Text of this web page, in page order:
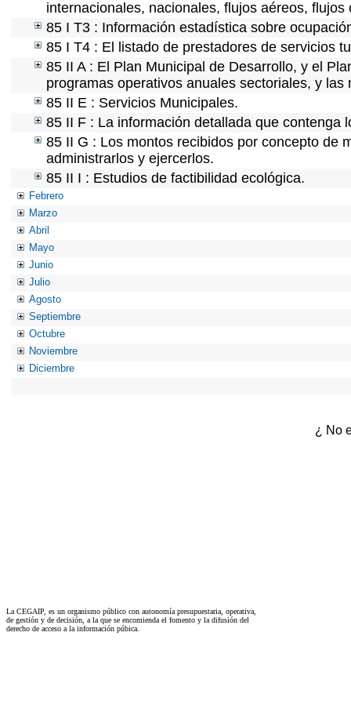
internacionales, nacionales, flujos aéreos, flujos
85 I T3 : Información estadística sobre
85 I T4 : El listado de prestadores de servicios
85 II A : El Plan Municipal de Desarrollo, y el
programas operativos anuales sectoriales, y
85 II E : Servicios Municipales.
85 II F : La información detallada que contenga
85 II G : Los montos recibidos por concepto de
administrarlos y ejercerlos.
85 II I : Estudios de factibilidad ecológica.
Febrero
Marzo
Abril
Mayo
Junio
Julio
Agosto
Septiembre
Octubre
Noviembre
Diciembre
¿ No
La CEGAIP, es un organismo público con autonomía presupuestaria, operativa,
de gestión y de decisión, a la que se encomienda el fomento y la difusión del
derecho de acceso a la información púbica.